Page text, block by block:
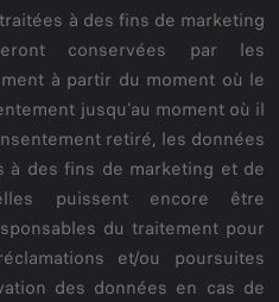
à des fins de marketing
conservées par les
à partir du moment où le
jusqu'au moment où il
retiré, les données
à des fins de marketing et de
puissent encore être
du traitement pour
et/ou poursuites
des données en cas de